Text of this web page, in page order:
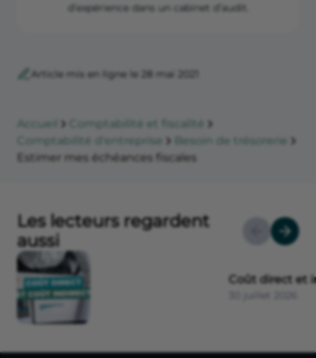
d’expérience dans un cabinet d’audit.
Article mis en ligne le 28 mai 2021
Accueil
Comptabilité et fiscalité
Comptabilité d'entreprise
Besoin de trésorerie
Estimer mes échéances fiscales
Les lecteurs regardent
aussi
Coût direct et